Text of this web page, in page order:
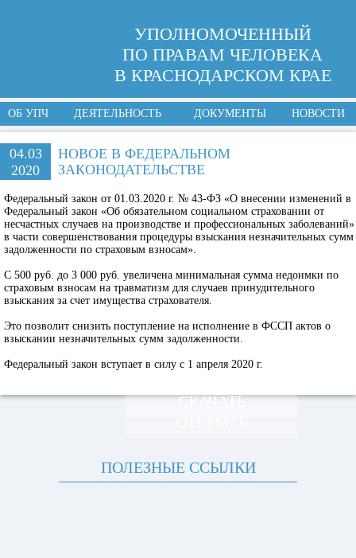
УПОЛНОМОЧЕННЫЙ
ПО ПРАВАМ ЧЕЛОВЕКА
В КРАСНОДАРСКОМ КРАЕ
ОБ УПЧ ДЕЯТЕЛЬНОСТЬ ДОКУМЕНТЫ НОВОСТИ
04.03
2020
НОВОЕ В ФЕДЕРАЛЬНОМ
ЗАКОНОДАТЕЛЬСТВЕ
Федеральный закон от 01.03.2020 г. № 43-ФЗ «О внесении изменений в
Федеральный закон «Об обязательном социальном страховании от
несчастных случаев на производстве и профессиональных заболеваний»
в части совершенствования процедуры взыскания незначительных сумм
задолженности по страховым взносам».
С 500 руб. до 3 000 руб. увеличена минимальная сумма недоимки по
страховым взносам на травматизм для случаев принудительного
взыскания за счет имущества страхователя.
Это позволит снизить поступление на исполнение в ФССП актов о
взыскании незначительных сумм задолженности.
Федеральный закон вступает в силу с 1 апреля 2020 г.
СКАЧАТЬ
ПОЛЕЗНЫЕ ССЫЛКИ